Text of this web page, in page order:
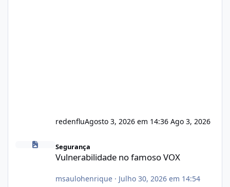
redenfluAgosto 3, 2026 em 14:36 Ago 3, 2026
Segurança
Vulnerabilidade no famoso VOX
msaulohenrique· Julho 30, 2026 em 14:54